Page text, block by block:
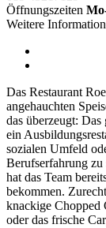
Öffnungszeiten
Weitere
Das Restaurant
angehauchten
das überzeugt:
ein
sozialen Umfeld
Berufserfahrung
hat das Team
bekommen.
knackige Chopped
oder das frische